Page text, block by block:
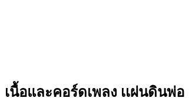
เนื้อและคอร์ดเพลง เเผ่นดินพ่อ